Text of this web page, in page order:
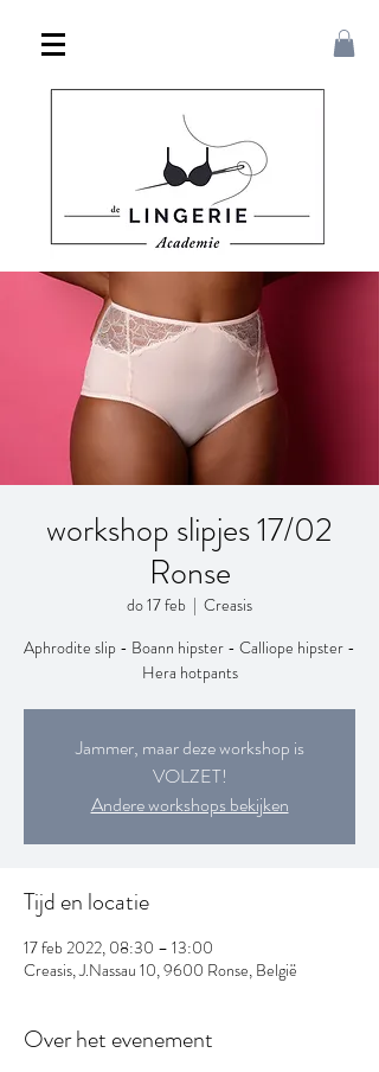
workshop slipjes 17/02
Ronse
do 17 feb
  |
Creasis
Aphrodite slip - Boann hipster - Calliope hipster -
Hera hotpants
Jammer, maar deze workshop is
VOLZET!
Andere workshops bekijken
Tijd en locatie
17 feb 2022, 08:30 – 13:00
Creasis, J.Nassau 10, 9600 Ronse, België
Over het evenement